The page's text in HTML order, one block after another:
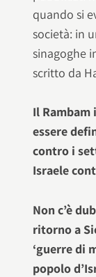
quando si
società: in
sinagoghe
scritto da
Il
essere
contro i
Israele
Non c’è
ritorno a
‘guerre di
popolo